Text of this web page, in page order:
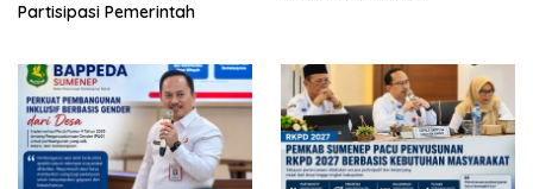
Partisipasi Pemerintah